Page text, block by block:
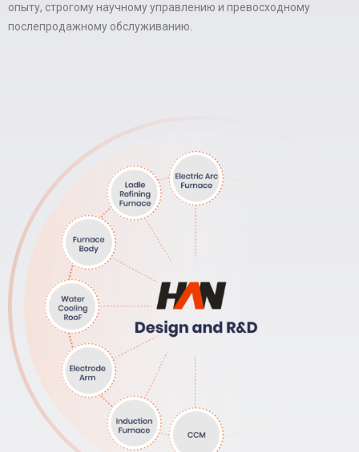
опыту, строгому научному управлению и превосходному
послепродажному обслуживанию.